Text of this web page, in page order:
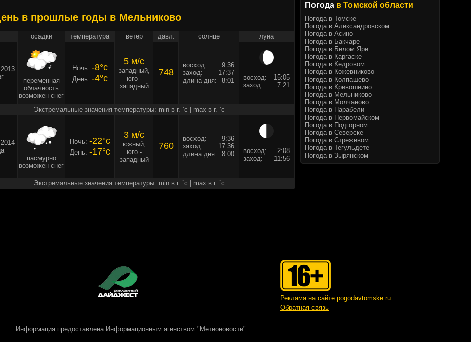
в прошлые годы в Мельниково
осадки температура ветер давл. солнце луна
переменная
облачность
возможен снег
Ночь: -8°c
День: -4°c
5 м/c
западный,
юго -
западный
748
восход:
9:36
заход:
17:37
длина дня:
8:01 восход:
15:05
заход:
7:21
Экстремальные значения температуры: min в г. `c | max в г. `c
пасмурно
возможен снег
Ночь: -22°c
День: -17°c
3 м/c
южный,
юго -
западный
760
восход:
9:36
заход:
17:36
длина дня:
8:00 восход:
2:08
заход:
11:56
Экстремальные значения температуры: min в г. `c | max в г. `c
Погода в Томской области
Погода в Томске
Погода в Александровском
Погода в Асино
Погода в Бакчаре
Погода в Белом Яре
Погода в Каргаске
Погода в Кедровом
Погода в Кожевниково
Погода в Колпашево
Погода в Кривошеино
Погода в Мельниково
Погода в Молчаново
Погода в Парабели
Погода в Первомайском
Погода в Подгорном
Погода в Северске
Погода в Стрежевом
Погода в Тегульдете
Погода в Зырянском
Реклама на сайте pogodavtomske.ru
Обратная связь
Информация предоставлена Информационным агенством "Метеоновости"